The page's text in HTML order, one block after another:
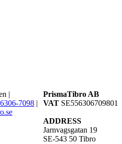
PrismaTibro AB
VAT SE556306709801
ADDRESS
Jarnvagsgatan 19
SE-543 50 Tibro
|
7098 |